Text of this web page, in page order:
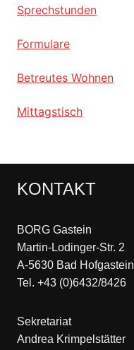
Sprechstunden
Formulare
Betreutes Wohnen
Mittagstisch
KONTAKT
BORG Gastein
Martin-Lodinger-Str. 2
A-5630 Bad Hofgastein
Tel. +43 (0)6432/8426
Sekretariat
Andrea Krimpelstätter